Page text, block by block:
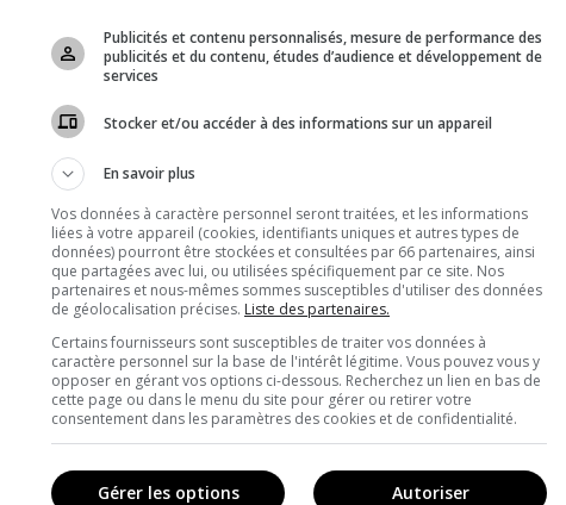
Publicités et contenu personnalisés, mesure de performance des
publicités et du contenu, études d’audience et développement de
services
Stocker et/ou accéder à des informations sur un appareil
En savoir plus
Vos données à caractère personnel seront traitées, et les informations
liées à votre appareil (cookies, identifiants uniques et autres types de
données) pourront être stockées et consultées par 66 partenaires, ainsi
que partagées avec lui, ou utilisées spécifiquement par ce site. Nos
partenaires et nous-mêmes sommes susceptibles d'utiliser des données
de géolocalisation précises. Liste des partenaires.
Certains fournisseurs sont susceptibles de traiter vos données à
caractère personnel sur la base de l'intérêt légitime. Vous pouvez vous y
opposer en gérant vos options ci-dessous. Recherchez un lien en bas de
cette page ou dans le menu du site pour gérer ou retirer votre
consentement dans les paramètres des cookies et de confidentialité.
Autoriser
Gérer les options